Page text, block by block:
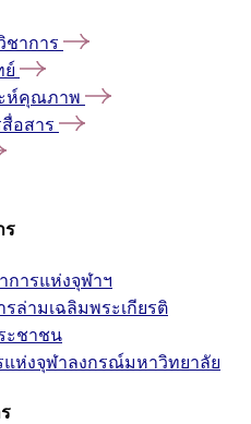
ชาการ
ย์
ะห์คุณภาพ
อสาร
ร
การแห่งจุฬาฯ
ล่ามเฉลิมพระเกียรติ
ะชาชน
แห่งจุฬาลงกรณ์มหาวิทยาลัย